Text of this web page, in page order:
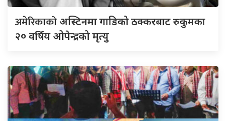
अमेरिकाकोअस्टिनमा गाडिको ठक्करबाट रुकुमका
२० वर्षिय ओपेन्द्रको मृत्यु